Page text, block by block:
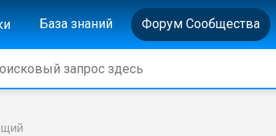
База знаний Форум Сообщества